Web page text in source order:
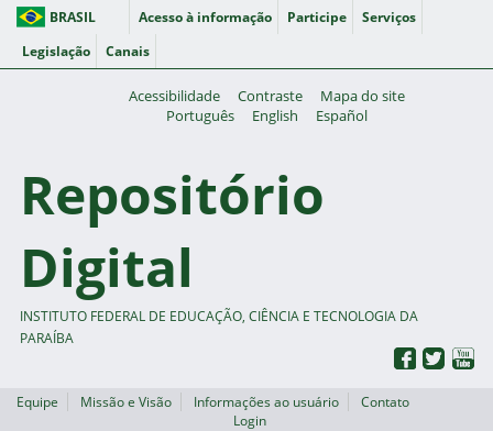
BRASIL Acesso à informação Participe
Serviços
Legislação
Canais
Acessibilidade Contraste
Mapa do site
Português
English Español
Repositório
Digital
INSTITUTO FEDERAL DE EDUCAÇÃO, CIÊNCIA E TECNOLOGIA DA
PARAÍBA
Equipe Missão e Visão Informações ao usuário
Contato
Login